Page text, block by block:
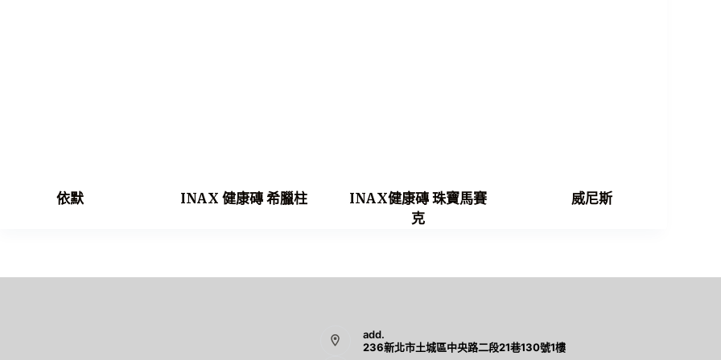
依默 INAX 健康磚 希臘柱
INAX健康磚 珠寶馬賽
克
威尼斯
add.
236新北市土城區中央路二段21巷130號1樓